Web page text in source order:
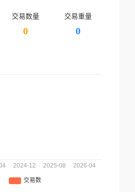
交易数量
0
交易重量
0